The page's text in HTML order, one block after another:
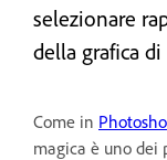
selezionare
della grafica di
Come in
magica è uno dei